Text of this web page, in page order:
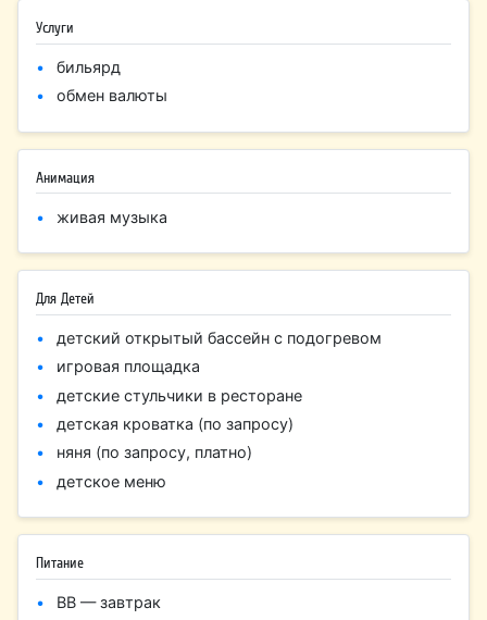
Услуги
бильярд
обмен валюты
Анимация
живая музыка
Для Детей
детский открытый бассейн с подогревом
игровая площадка
детские стульчики в ресторане
детская кроватка (по запросу)
няня (по запросу, платно)
детское меню
Питание
BB — завтрак